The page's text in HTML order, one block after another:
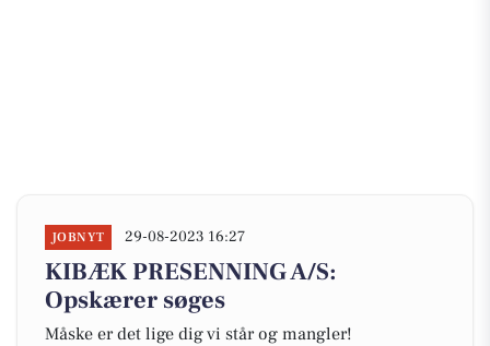
JOBNYT 29-08-2023 16:27
KIBÆK PRESENNING A/S:
Opskærer søges
Måske er det lige dig vi står og mangler!